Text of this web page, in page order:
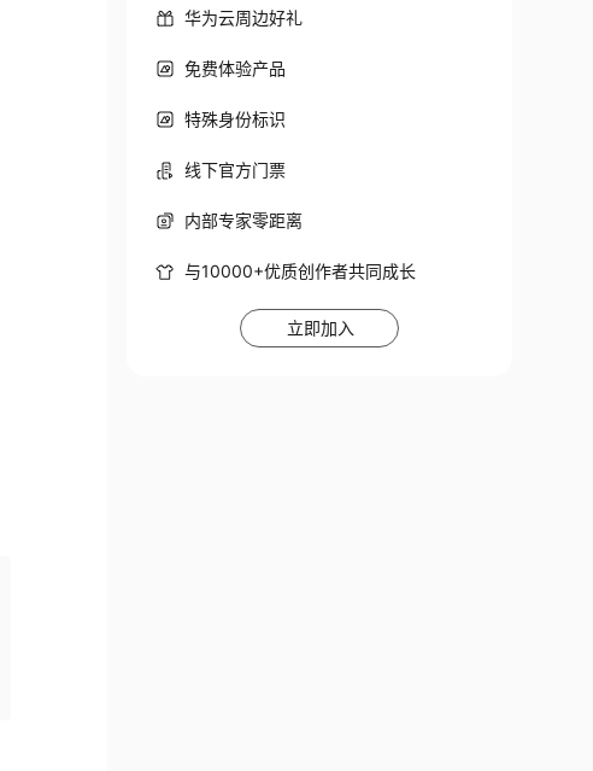
华为云周边好礼
免费体验产品
特殊身份标识
线下官方门票
内部专家零距离
与10000+优质创作者共同成长
立即加入